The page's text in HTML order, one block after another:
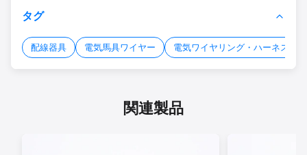
タグ
配線器具 電気馬具ワイヤー 電気ワイヤリング・ハーネス
関連製品